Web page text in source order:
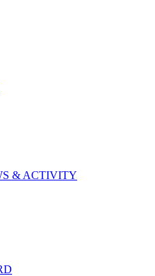
& ACTIVITY